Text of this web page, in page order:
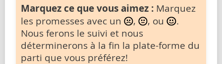
Marquez ce que vous aimez : Marquez
les promesses avec un
, , ou
.
Nous ferons le suivi et nous
déterminerons à la fin la plate-forme du
parti que vous préférez!